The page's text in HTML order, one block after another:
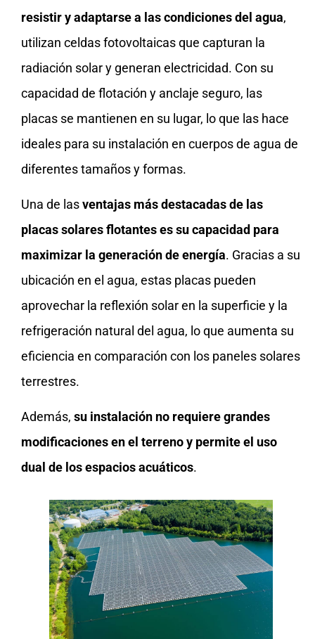
resistir y adaptarse a las condiciones del agua,
utilizan celdas fotovoltaicas que capturan la
radiación solar y generan electricidad. Con su
capacidad de flotación y anclaje seguro, las
placas se mantienen en su lugar, lo que las hace
ideales para su instalación en cuerpos de agua de
diferentes tamaños y formas.
Una de lasventajas más destacadas de las
placas solares flotantes es su capacidad para
maximizar la generación de energía. Gracias a su
ubicación en el agua, estas placas pueden
aprovechar la reflexión solar en la superficie y la
refrigeración natural del agua, lo que aumenta su
eficiencia en comparación con los paneles solares
terrestres.
Además, su instalación no requiere grandes
modificaciones en el terreno y permite el uso
dual de los espacios acuáticos.